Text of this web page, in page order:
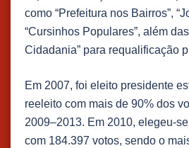
como “Prefeitura nos Bairros”,
“Cursinhos Populares”, além
Cidadania” para requalificação
Em 2007, foi eleito presidente
reeleito com mais de 90% dos
2009–2013. Em 2010, elegeu-
com 184.397 votos, sendo o